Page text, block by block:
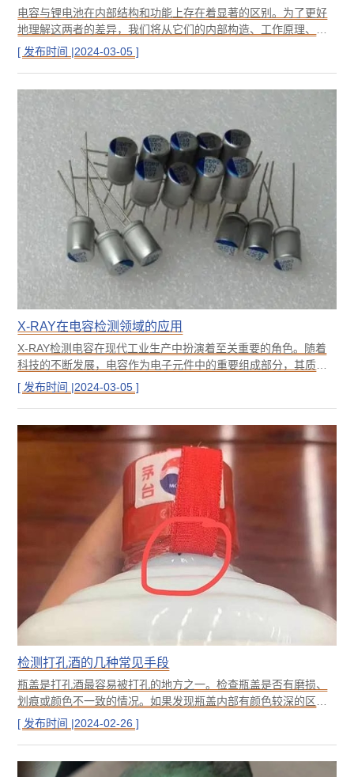
电容与锂电池在内部结构和功能上存在着显著的区别。为了更好
地理解这两者的差异，我们将从它们的内部构造、工作原理、性
能特点以及应用领域等方面进行详细探讨。
[ 发布时间 |2024-03-05 ]
X-RAY在电容检测领域的应用
X-RAY检测电容在现代工业生产中扮演着至关重要的角色。随着
科技的不断发展，电容作为电子元件中的重要组成部分，其质量
和可靠性对于整个电子产品的性能和稳定性具有决定性的影响。
因此，对电容进行有效的无损检测成为了制造业中不可或缺的一
产中的应用。
[ 发布时间 |2024-03-05 ]
检测打孔酒的几种常见手段
瓶盖是打孔酒最容易被打孔的地方之一。检查瓶盖是否有磨损、
划痕或颜色不一致的情况。如果发现瓶盖内部有颜色较深的区
域，或者瓶盖与瓶身之间的缝隙过大，这可能是打孔酒的迹象。
因为不法商家需要在瓶盖上打孔，所以会留下一些痕迹或者颜色
[ 发布时间 |2024-02-26 ]